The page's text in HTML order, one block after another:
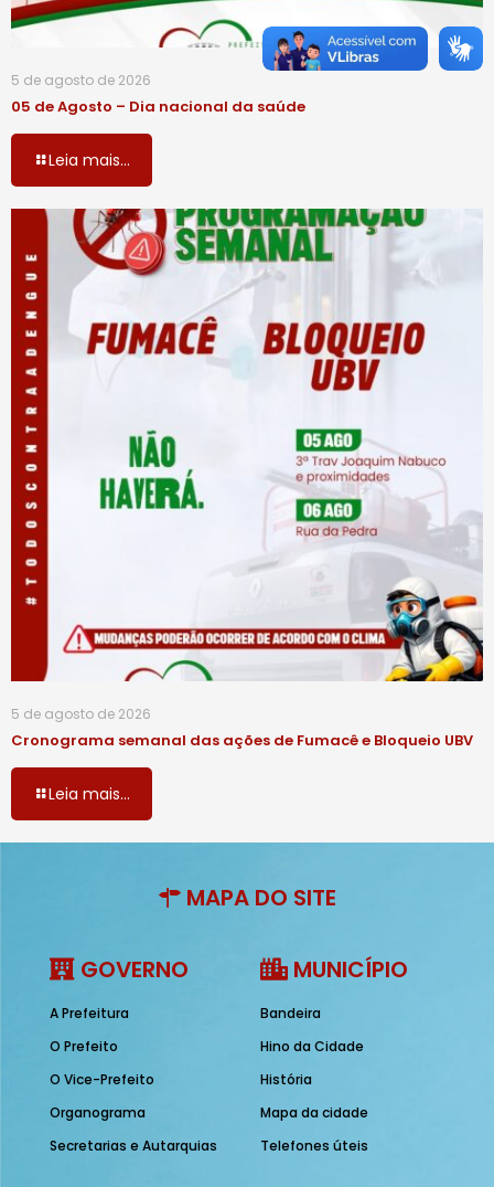
5 de agosto de 2026
05 de Agosto – Dia nacional da saúde
Leia mais...
5 de agosto de 2026
Cronograma semanal das ações de Fumacê e Bloqueio UBV
Leia mais...
MAPA DO SITE
GOVERNO
A Prefeitura
O Prefeito
O Vice-Prefeito
Organograma
Secretarias e Autarquias
MUNICÍPIO
Bandeira
Hino da Cidade
História
Mapa da cidade
Telefones úteis